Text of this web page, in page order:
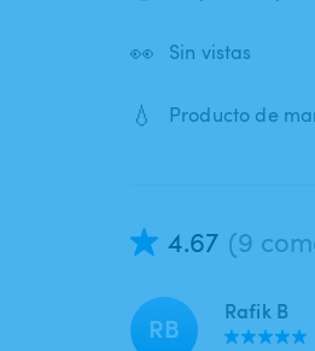
👀 Sin vistas
💧 Producto de
4.67 (9
RB Rafik B